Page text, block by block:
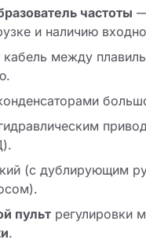
частоты
и наличию
между
(с дублирующим
пульт регулировки
.